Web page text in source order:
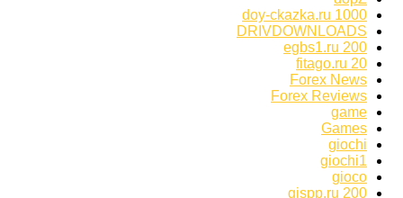
doy-ckazka.ru 1000
DRIVDOWNLOADS
egbs1.ru 200
fitago.ru 20
Forex News
Forex Reviews
game
Games
giochi
giochi1
gioco
gispp.ru 200